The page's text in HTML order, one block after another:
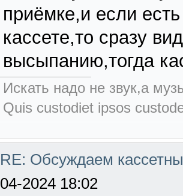
приёмке,и если
кассете,то сразу
высыпанию,тогда
Искать надо не звук,а
Quis custodiet ipsos
RE: Обсуждаем
04-2024 18:02